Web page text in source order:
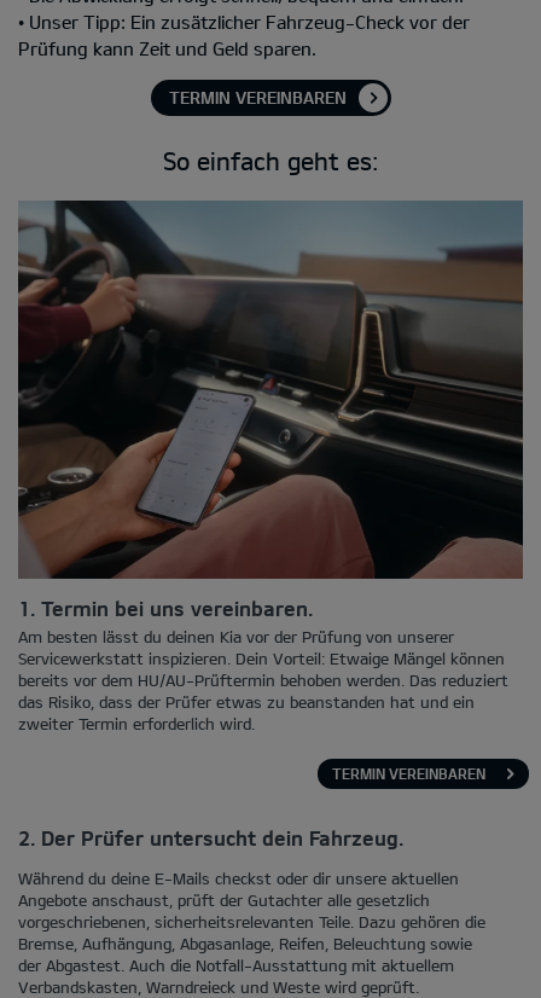
• Unser Tipp: Ein zusätzlicher Fahrzeug-Check vor der
Prüfung kann Zeit und Geld sparen.
TERMIN VEREINBAREN
So einfach geht es:
1. Termin bei uns vereinbaren.
Am besten lässt du deinen Kia vor der Prüfung von unserer
Servicewerkstatt inspizieren. Dein Vorteil: Etwaige Mängel können
bereits vor dem HU/AU-Prüftermin behoben werden. Das reduziert
das Risiko, dass der Prüfer etwas zu beanstanden hat und ein
zweiter Termin erforderlich wird.
TERMIN VEREINBAREN
2. Der Prüfer untersucht dein Fahrzeug.
Während du deine E-Mails checkst oder dir unsere aktuellen
Angebote anschaust, prüft der Gutachter alle gesetzlich
vorgeschriebenen, sicherheitsrelevanten Teile. Dazu gehören die
Bremse, Aufhängung, Abgasanlage, Reifen, Beleuchtung sowie
der Abgastest. Auch die Notfall-Ausstattung mit aktuellem
Verbandskasten, Warndreieck und Weste wird geprüft.